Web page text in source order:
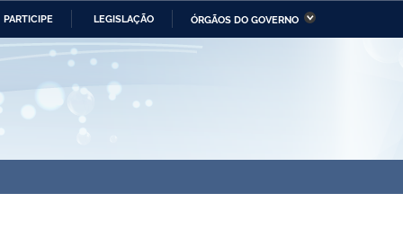
PARTICIPE LEGISLAÇÃO ÓRGÃOS DO GOVERNO
da Economia Ministério da Infraestrutura